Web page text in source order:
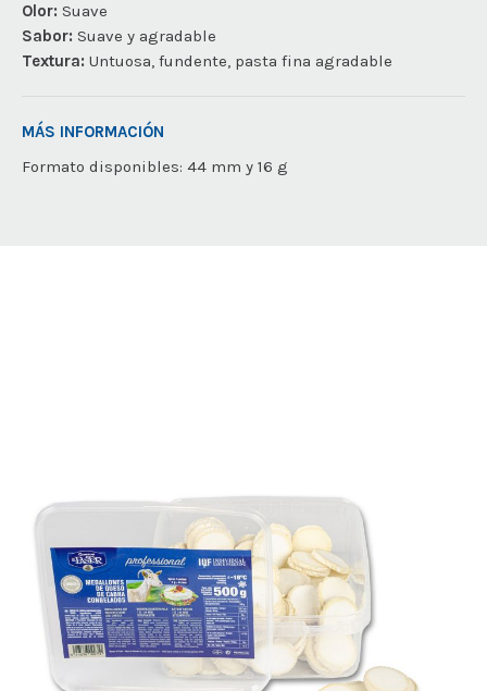
Olor: Suave
Sabor: Suave y agradable
Textura: Untuosa, fundente, pasta fina agradable
MÁS INFORMACIÓN
Formato disponibles: 44 mm y 16 g